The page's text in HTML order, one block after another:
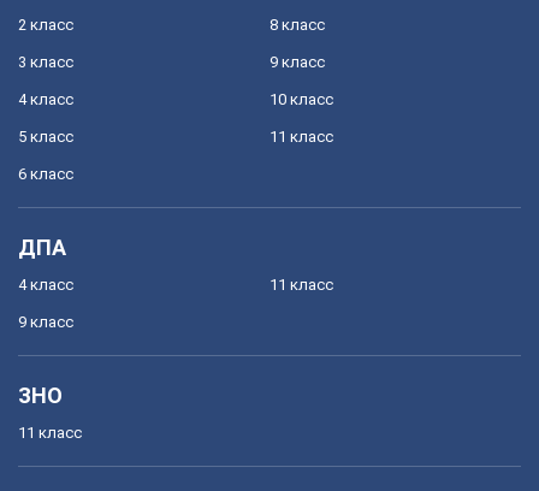
2 класс
3 класс
4 класс
5 класс
6 класс
8 класс
9 класс
10 класс
11 класс
ДПА
4 класс
9 класс
11 класс
ЗНО
11 класс